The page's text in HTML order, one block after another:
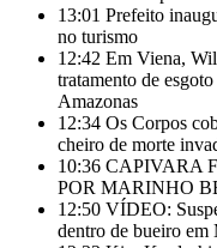
13:01 Prefeito
no turismo
12:42 Em Viena,
tratamento de
Amazonas
12:34 Os Corpos
cheiro de morte
10:36 CAPIVARA
POR MARINHO
12:50 VÍDEO:
dentro de bueiro em